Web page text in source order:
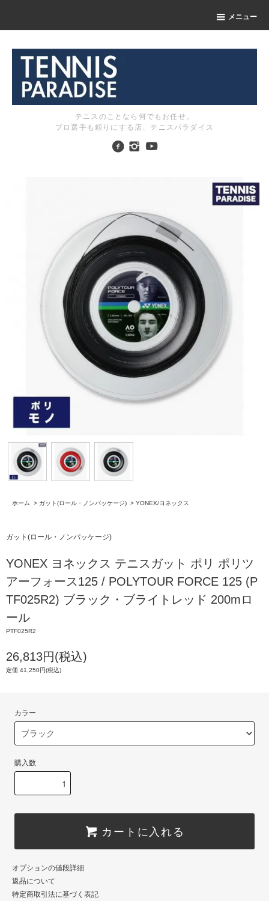
メニュー
テニスのことなら何でもお任せ。
プロ選手も頼りにする店、テニスパラダイス
ホーム > ガット(ロール・ノンパッケージ) > YONEX/ヨネックス
ガット(ロール・ノンパッケージ)
YONEX ヨネックス テニスガット ポリ ポリツ
アーフォース125 / POLYTOUR FORCE 125 (P
TF025R2) ブラック・ブライトレッド 200mロ
ール
PTF025R2
26,813円(税込)
定価 41,250円(税込)
カラー
購入数
カートに入れる
オプションの値段詳細
返品について
特定商取引法に基づく表記